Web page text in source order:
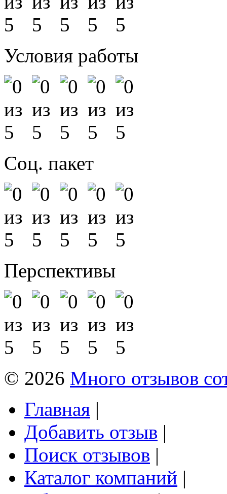
Условия работы
Соц. пакет
Перспективы
© 2026 Много отзывов
Главная |
Добавить отзыв |
Поиск отзывов |
Каталог компаний |